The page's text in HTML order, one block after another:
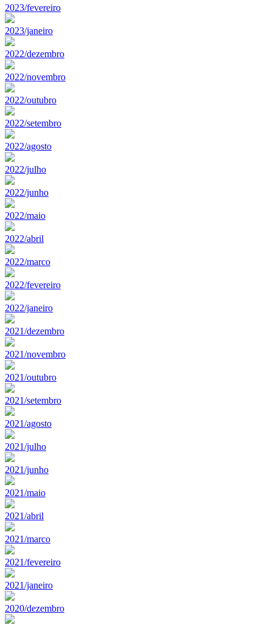
2023/fevereiro
2023/janeiro
2022/dezembro
2022/novembro
2022/outubro
2022/setembro
2022/agosto
2022/julho
2022/junho
2022/maio
2022/abril
2022/marco
2022/fevereiro
2022/janeiro
2021/dezembro
2021/novembro
2021/outubro
2021/setembro
2021/agosto
2021/julho
2021/junho
2021/maio
2021/abril
2021/marco
2021/fevereiro
2021/janeiro
2020/dezembro